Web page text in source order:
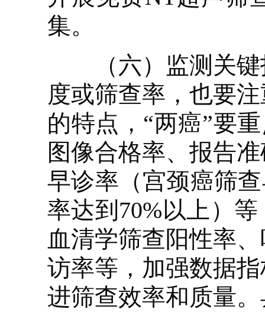
集。
（六）监测关键
度或筛查率，也要
的特点，“两癌”要
图像合格率、报告
早诊率（宫颈癌筛
率达到70%以上）
血清学筛查阳性率
访率等，加强数据
进筛查效率和质量